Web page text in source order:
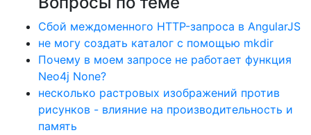
Сбой междоменного HTTP-запроса в AngularJS
не могу создать каталог с помощью mkdir
Почему в моем запросе не работает функция
Neo4j None?
несколько растровых изображений против
рисунков - влияние на производительность и
память